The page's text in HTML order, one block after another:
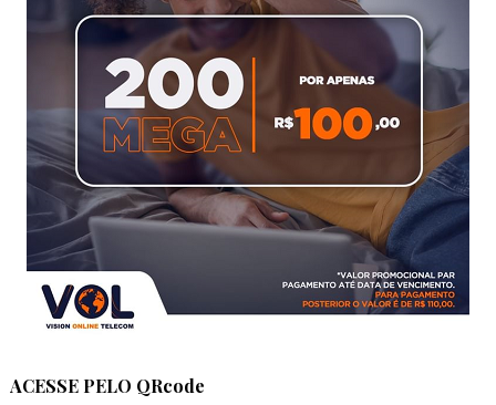
ACESSE PELO QRcode